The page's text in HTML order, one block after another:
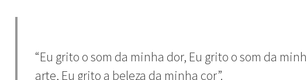
“Eu grito o som da minha dor, Eu grito o som da
arte, Eu grito a beleza da minha cor”.